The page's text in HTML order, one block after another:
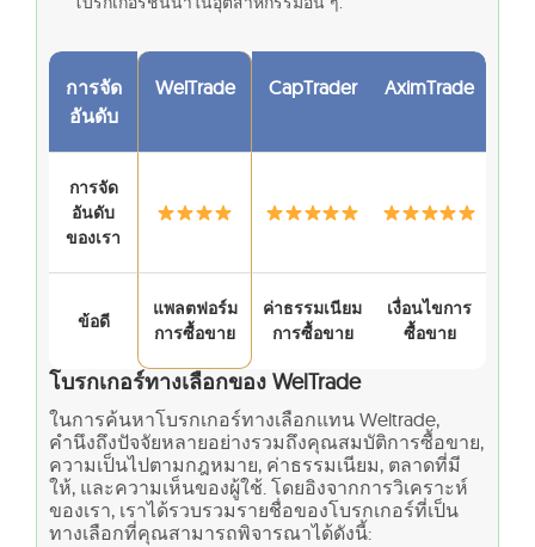
การจัด
อันดับ
WelTrade CapTrader AximTrade
การจัด
อันดับ
ของเรา
ข้อดี
แพลตฟอร์ม
การซื้อขาย
ค่าธรรมเนียม
การซื้อขาย
เงื่อนไขการ
ซื้อขาย
โบรกเกอร์ทางเลือกของ WelTrade
ในการค้นหาโบรกเกอร์ทางเลือกแทน Weltrade,
คำนึงถึงปัจจัยหลายอย่างรวมถึงคุณสมบัติการซื้อขาย,
ความเป็นไปตามกฎหมาย, ค่าธรรมเนียม, ตลาดที่มี
ให้, และความเห็นของผู้ใช้. โดยอิงจากการวิเคราะห์
ของเรา, เราได้รวบรวมรายชื่อของโบรกเกอร์ที่เป็น
ทางเลือกที่คุณสามารถพิจารณาได้ดังนี้: